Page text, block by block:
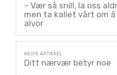
– Vær så snill, la oss
men ta kallet vårt om
alvor
Ditt nærvær betyr noe